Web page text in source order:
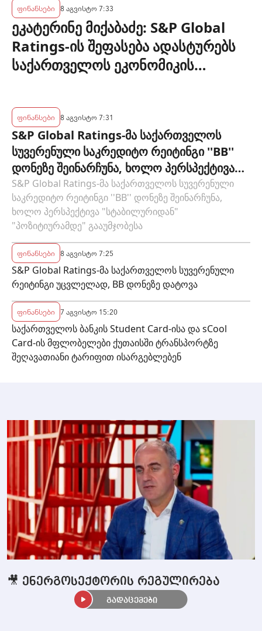
ფინანსები 8 აგვისტო 7:33
ეკატერინე მიქაბაძე: S&P Global
Ratings-ის შეფასება ადასტურებს
საქართველოს ეკონომიკის
ბანკის პოლიტიკის ეფექტიანობას
ფინანსები 8 აგვისტო 7:31
S&P Global Ratings-მა საქართველოს
სუვერენული საკრედიტო რეიტინგი ''BB''
დონეზე შეინარჩუნა, ხოლო პერსპექტივა
"სტაბილურიდან" "პოზიტიურამდე"
გააუმჯობესა
S&P Global Ratings-მა საქართველოს სუვერენული
საკრედიტო რეიტინგი ''BB'' დონეზე შეინარჩუნა,
ხოლო პერსპექტივა "სტაბილურიდან"
"პოზიტიურამდე" გააუმჯობესა
ფინანსები 8 აგვისტო 7:25
S&P Global Ratings-მა საქართველოს სუვერენული
რეიტინგი უცვლელად, BB დონეზე დატოვა
ფინანსები 7 აგვისტო 15:20
საქართველოს ბანკის Student Card-ისა და sCool
Card-ის მფლობელები ქუთაისში ტრანსპორტზე
შეღავათიანი ტარიფით ისარგებლებენ
🎥 ენერგოსექტორის რეგულირება
გადაცემები